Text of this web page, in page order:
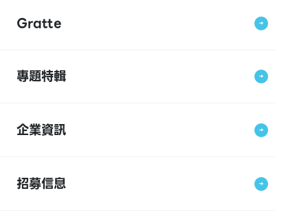
Gratte
專題特輯
企業資訊
招募信息